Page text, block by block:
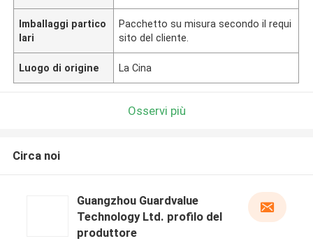
Imballaggi partico
lari
Pacchetto su misura secondo il requi
sito del cliente.
Luogo di origine La Cina
Osservi più
Circa noi
Guangzhou Guardvalue
Technology Ltd. profilo del
produttore